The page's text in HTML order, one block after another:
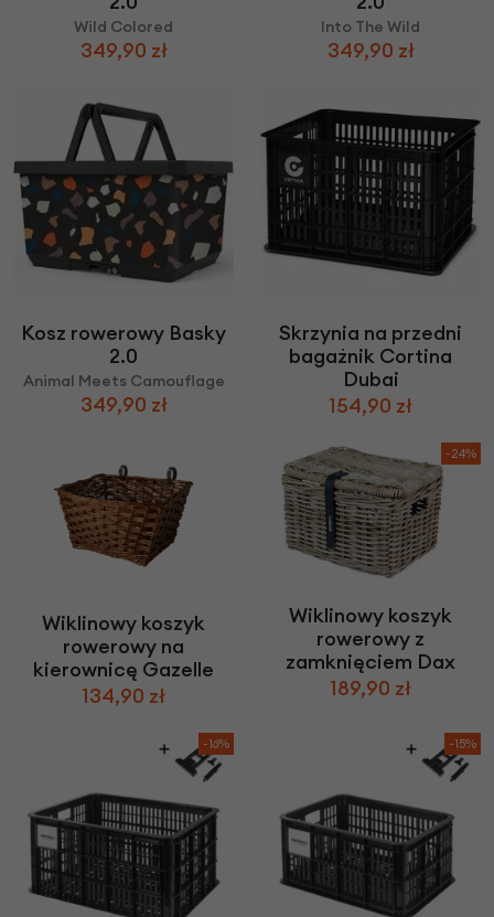
Wild Colored
349,90 zł
Into The Wild
349,90 zł
Kosz rowerowy Basky
2.0
Animal Meets Camouflage
349,90 zł
Skrzynia na przedni
bagażnik Cortina
Dubai
154,90 zł
Wiklinowy koszyk
rowerowy na
kierownicę Gazelle
134,90 zł
-24%
Wiklinowy koszyk
rowerowy z
zamknięciem Dax
189,90 zł
-16% -15%